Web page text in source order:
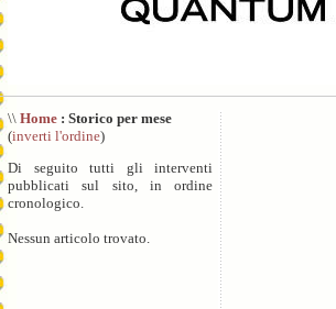
\\ Home : Storico per mese
(inverti l'ordine)
Di seguito tutti gli interventi
pubblicati sul sito, in ordine
cronologico.
Nessun articolo trovato.